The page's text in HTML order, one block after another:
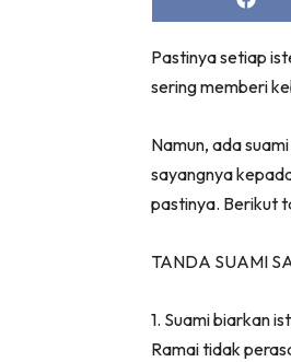
Share
on
Pastinya setiap
sering memberi
Namun, ada
sayangnya
pastinya. Berikut
TANDA SUAMI
1. Suami biarkan
Ramai tidak